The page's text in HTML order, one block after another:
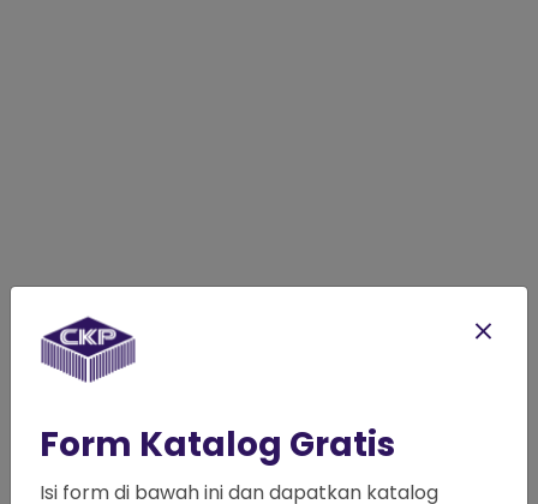
Form Katalog Gratis
Isi form di bawah ini dan dapatkan katalog